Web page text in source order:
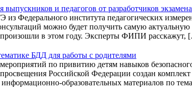
и педагогов от разработчиков
Федерального института педагогических
можно будет получить самую
произошли в этом году. Эксперты ФИПИ расскажут,
БДД для работы с родителями
по привитию детям навыков
Российской Федерации создан
образовательных материалов по